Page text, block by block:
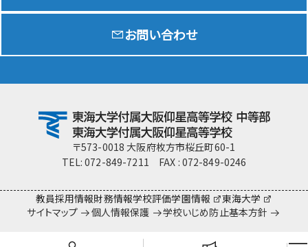
Exam 入試情報サイト
team Gyosei team Gyosei
お問い合わせ
〒573-0018 大阪府枚方市桜丘町60-1
TEL: 072-849-7211 FAX : 072-849-0246
教員採用情報財務情報学校評価学園情報
東海大学
サイトマップ
個人情報保護 学校いじめ防止基本方針